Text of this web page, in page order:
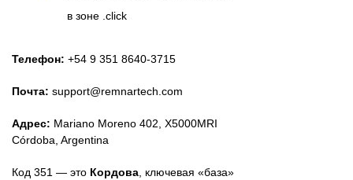
в зоне .click
Телефон: +54 9 351 8640-3715
Почта: support@remnartech.com
Адрес: Mariano Moreno 402, X5000MRI
Córdoba, Argentina
Код 351 — это Кордова, ключевая «база»